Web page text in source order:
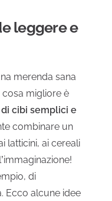
leggere e
merenda sana
cosa migliore è
cibi semplici e
combinare un
latticini, ai cereali
di
Ecco alcune idee